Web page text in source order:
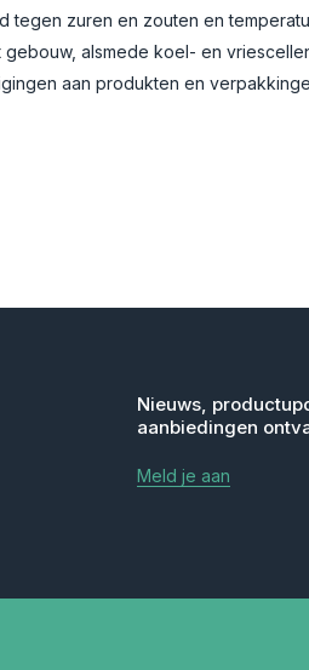
zuren en zouten en
gebouw, alsmede koel- en
aan produkten en
Nieuws,
aanbiedingen
Meld je aan